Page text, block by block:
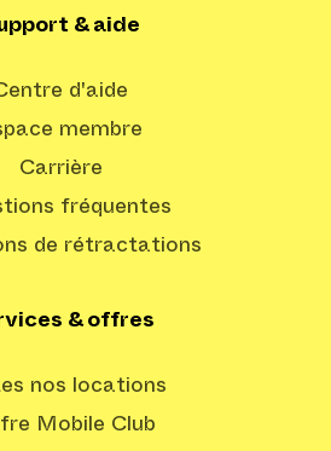
& aide
d'aide
membre
Carrière
fréquentes
de rétractations
& offres
nos locations
Mobile Club